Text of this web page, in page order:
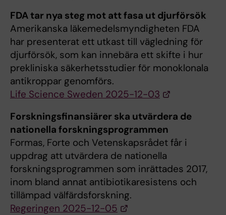
FDA tar nya steg mot att fasa ut djurförsök
Amerikanska läkemedelsmyndigheten FDA
har presenterat ett utkast till vägledning för
djurförsök, som kan innebära ett skifte i hur
prekliniska säkerhetsstudier för monoklonala
antikroppar genomförs.
Life Science Sweden 2025-12-03
Forskningsfinansiärer ska utvärdera de
nationella forskningsprogrammen
Formas, Forte och Vetenskapsrådet får i
uppdrag att utvärdera de nationella
forskningsprogrammen som inrättades 2017,
inom bland annat antibiotikaresistens och
tillämpad välfärdsforskning.
Regeringen 2025-12-05